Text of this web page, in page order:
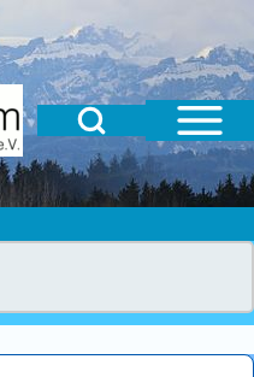
Open Sidebar
Open Search Block